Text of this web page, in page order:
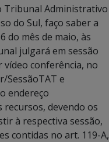
Tribunal Administrativo
do Sul, faço saber a
do mês de maio, às
julgará em sessão
conferência, no
SessãoTAT e
endereço
recursos, devendo os
à respectiva sessão,
contidas no art. 119-A,